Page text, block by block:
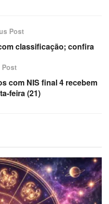
Post
classificação; confira
Post
com NIS final 4 recebem
feira (21)